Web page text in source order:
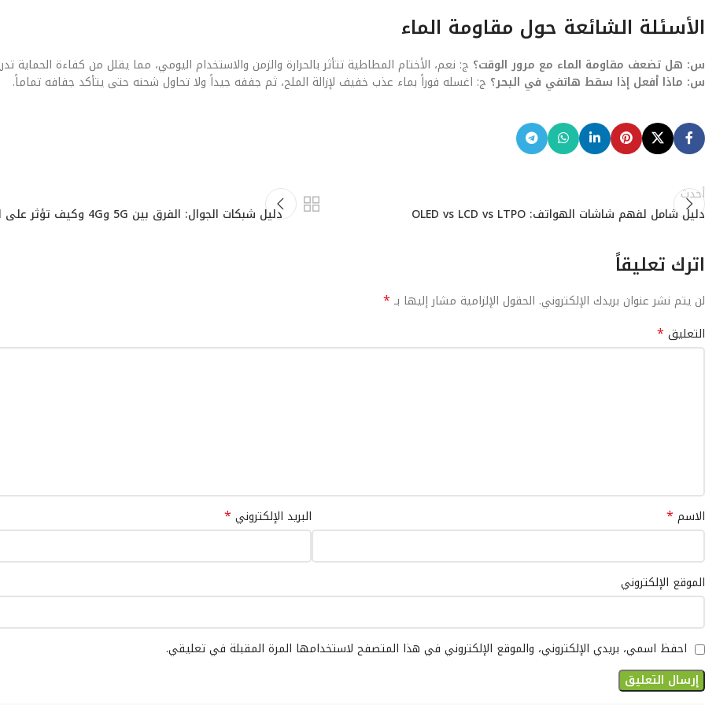
الأسئلة الشائعة حول مقاومة الماء
س: هل تضعف مقاومة الماء مع مرور الوقت؟ ج: نعم، الأختام المطاطية تتأثر بالحرارة والزمن والاستخدام اليومي، مما يقلل من كفاءة الحماية
س: ماذا أفعل إذا سقط هاتفي في البحر؟ ج: اغسله فوراً بماء عذب خفيف لإزالة الملح، ثم جففه جيداً ولا تحاول شحنه حتى يتأكد جفافه تماماً.
أحدث
دليل شامل لفهم شاشات الهواتف: OLED vs LCD vs LTPO
دليل شبكات الجوال: الفرق بين 5G و4G وكيف تؤثر على استهلاك البيانات
اترك تعليقاً
لن يتم نشر عنوان بريدك الإلكتروني. الحقول الإلزامية مشار إليها بـ *
التعليق *
الاسم * البريد الإلكتروني *
الموقع الإلكتروني
احفظ اسمي، بريدي الإلكتروني، والموقع الإلكتروني في هذا المتصفح لاستخدامها المرة المقبلة في تعليقي.